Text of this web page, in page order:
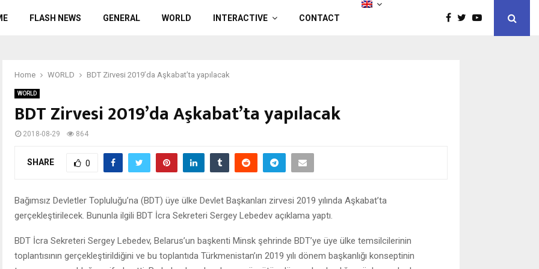
FLASH NEWS GENERAL WORLD INTERACTIVE CONTACT
Home WORLD BDT Zirvesi 2019’da Aşkabat’ta yapılacak
WORLD
BDT Zirvesi 2019’da Aşkabat’ta yapılacak
2018-08-29 864
SHARE 0
Bağımsız Devletler Topluluğu’na (BDT) üye ülke Devlet Başkanları zirvesi 2019 yılında Aşkabat’ta
gerçekleştirilecek. Bununla ilgili BDT İcra Sekreteri Sergey Lebedev açıklama yaptı.
BDT İcra Sekreteri Sergey Lebedev, Belarus’un başkenti Minsk şehrinde BDT’ye üye ülke temsilcilerinin
toplantısının gerçekleştirildiğini ve bu toplantıda Türkmenistan’ın 2019 yılı dönem başkanlığı konseptinin